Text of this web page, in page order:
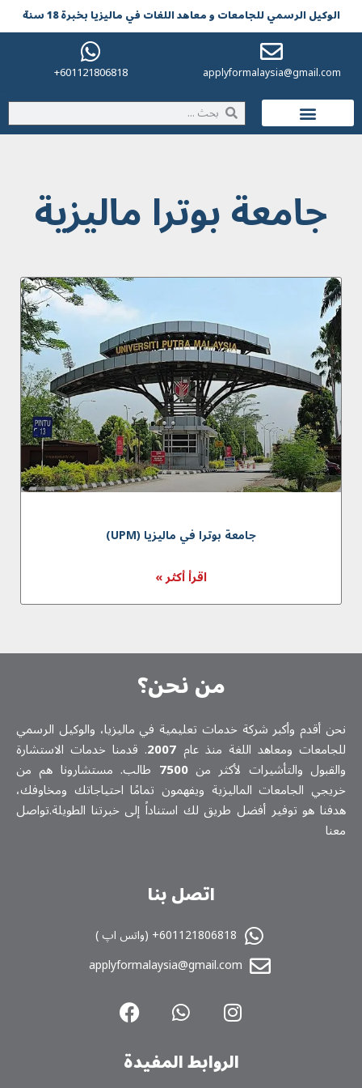
الوکیل الرسمي للجامعات و معاهد اللغات في مالیزیا بخبرة 18 سنة
applyformalaysia@gmail.com
601121806818+
جامعة بوترا ماليزية
جامعة بوترا في ماليزيا (UPM)
اقرأ أكثر »
من نحن؟
نحن أقدم وأكبر شركة خدمات تعلیمیة في ماليزيا، والوكيل الرسمي
للجامعات ومعاهد اللغة منذ عام 2007. قدمنا خدمات الاستشارة
والقبول والتأشيرات لأكثر من7500 طالب. مستشارونا هم من
خريجي الجامعات الماليزية ويفهمون تمامًا احتياجاتك ومخاوفك،
هدفنا هو توفير أفضل طريق لك استناداً إلى خبرتنا الطويلة.تواصل
معنا
اتصل بنا
601121806818+ (واتس اپ )
applyformalaysia@gmail.com
الروابط المفیدة